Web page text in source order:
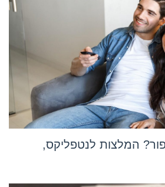
המלצות לנטפליקס,